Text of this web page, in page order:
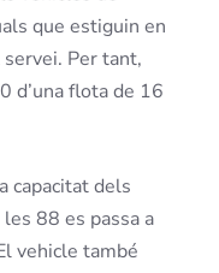
que estiguin en
Per tant,
d’una flota de 16
capacitat dels
88 es passa a
vehicle també